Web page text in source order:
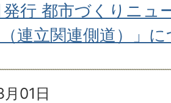
行 都市づくりニュ
連立関連側道）」
01日